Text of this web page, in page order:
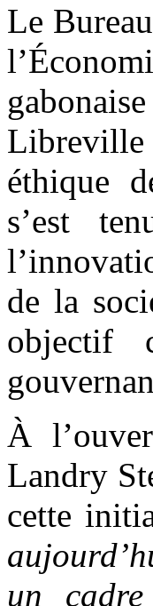
Le
Libreville
éthique
s’est
de la
objectif
À
Landry
cette
un